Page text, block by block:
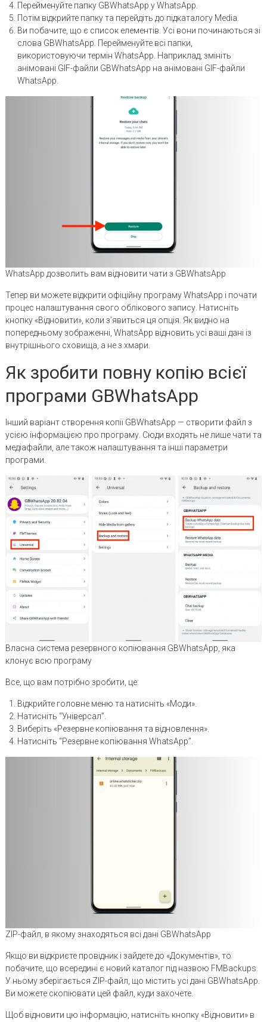
Перейменуйте папку GBWhatsApp у WhatsApp.
Потім відкрийте папку та перейдіть до підкаталогу Media.
Ви побачите, що є список елементів. Усі вони починаються зі
слова GBWhatsApp. Перейменуйте всі папки,
використовуючи термін WhatsApp. Наприклад, змініть
анімовані GIF-файли GBWhatsApp на анімовані GIF-файли
WhatsApp.
WhatsApp дозволить вам відновити чати з GBWhatsApp
Тепер ви можете відкрити офіційну програму WhatsApp і почати
процес налаштування свого облікового запису. Натисніть
кнопку «Відновити», коли з’явиться ця опція. Як видно на
попередньому зображенні, WhatsApp відновить усі ваші дані із
внутрішнього сховища, а не з хмари.
Як зробити повну копію всієї
програми GBWhatsApp
Інший варіант створення копії GBWhatsApp — створити файл з
усією інформацією про програму. Сюди входять не лише чати та
медіафайли, але також налаштування та інші параметри
програми.
Власна система резервного копіювання GBWhatsApp, яка
клонує всю програму
Все, що вам потрібно зробити, це:
Відкрийте головне меню та натисніть «Моди».
Натисніть “Універсал”.
Виберіть «Резервне копіювання та відновлення».
Натисніть “Резервне копіювання WhatsApp”.
ZIP-файл, в якому знаходяться всі дані GBWhatsApp
Якщо ви відкриєте провідник і зайдете до «Документів», то
побачите, що всередині є новий каталог під назвою FMBackups.
У ньому зберігається ZIP-файл, що містить усі дані GBWhatsApp.
Ви можете скопіювати цей файл, куди захочете.
Щоб відновити цю інформацію, натисніть кнопку «Відновити» в